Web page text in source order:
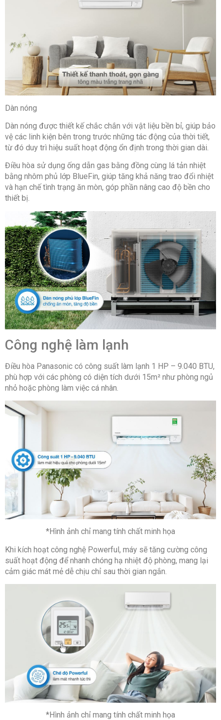
15m
Chiều cao lắp đặt tối đa giữa cục nóng-lạnh: 15m
Dòng điện vào: Dàn nóng hoặc dàn lạnh
Dòng điện hoạt động: 1 pha
Kích thước ống đồng: 6/10
Số lượng kết nối dàn lạnh tối đa: 1
Hãng: Panasonic
Dòng sản phẩm: 2026
Sản xuất tại: Malaysia.
Dàn nóng
Dàn nóng được thiết kế chắc chắn với vật liệu bền bỉ, giúp bảo
vệ các linh kiện bên trong trước những tác động của thời tiết,
từ đó duy trì hiệu suất hoạt động ổn định trong thời gian dài.
Điều hòa sử dụng ống dẫn gas bằng đồng cùng lá tản nhiệt
bằng nhôm phủ lớp BlueFin, giúp tăng khả năng trao đổi nhiệt
và hạn chế tình trạng ăn mòn, góp phần nâng cao độ bền cho
thiết bị.
Công nghệ làm lạnh
Điều hòa Panasonic có công suất làm lạnh 1 HP – 9.040 BTU,
phù hợp với các phòng có diện tích dưới 15m² như phòng ngủ
nhỏ hoặc phòng làm việc cá nhân.
*Hình ảnh chỉ mang tính chất minh họa
Khi kích hoạt công nghệ Powerful, máy sẽ tăng cường công
suất hoạt động để nhanh chóng hạ nhiệt độ phòng, mang lại
cảm giác mát mẻ dễ chịu chỉ sau thời gian ngắn.
*Hình ảnh chỉ mang tính chất minh họa